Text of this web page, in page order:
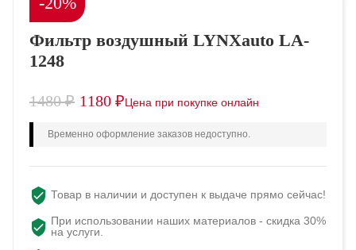
Фильтр воздушный LYNXauto LA-
1248
1480₽ 1180 ₽
Временно оформление заказов недоступно.
Товар в наличии и доступен к выдаче прямо сейчас!
При использовании наших материалов - скидка 30%
на услуги.